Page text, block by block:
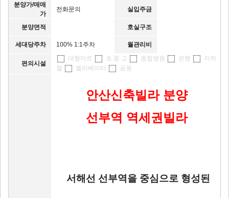
분양가/매매
가
전화문의 실입주금
분양면적 호실구조
세대당주차 100% 1:1주차 월관리비
편의시설
대형마트 초.중.고 종합병원 은행
지하
철
엘리베이터 공원
안산신축빌라 분양
선부역 역세권빌라
서해선 선부역을 중심으로 형성된